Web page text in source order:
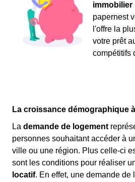
immobilier
papernest
l'offre la
votre prêt
compétitifs
La croissance démographique
La demande de logement
personnes souhaitant accéder à
ville ou une région. Plus celle-ci
sont les conditions pour réaliser
locatif. En effet, une demande de